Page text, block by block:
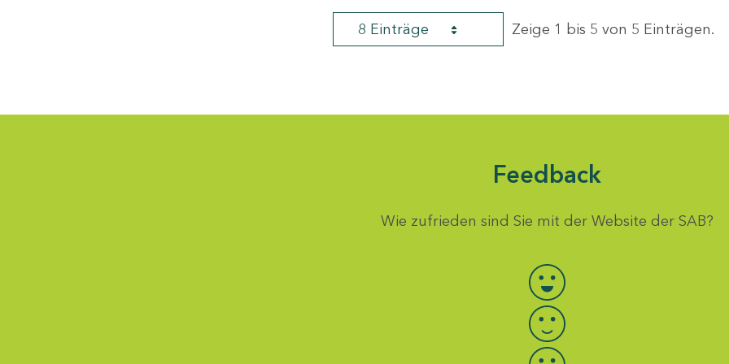
8 Einträge Zeige 1 bis 5 von 5 Einträgen.
Feedback
Wie zufrieden sind Sie mit der Website der SAB?
Bewertung auswählen